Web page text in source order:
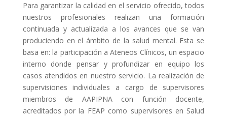
Para garantizar la calidad en el servicio ofrecido, todos
nuestros profesionales realizan una formación
continuada y actualizada a los avances que se van
produciendo en el ámbito de la salud mental. Esta se
basa en: la participación a Ateneos Clínicos, un espacio
interno donde pensar y profundizar en equipo los
casos atendidos en nuestro servicio. La realización de
supervisiones individuales a cargo de supervisores
miembros de AAPIPNA con función docente,
acreditados por la FEAP como supervisores en Salud